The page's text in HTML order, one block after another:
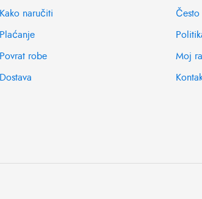
Kako naručiti
Plaćanje
Povrat robe
Dostava
Moj